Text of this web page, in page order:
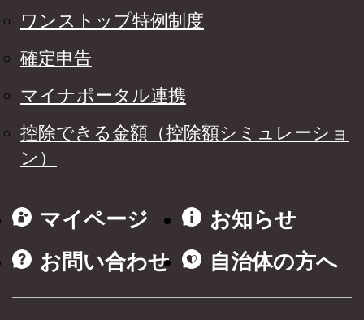
ワンストップ特例制度
確定申告
マイナポータル連携
控除できる金額（控除額シミュレーショ
ン）
マイページ
お知らせ
お問い合わせ
自治体の方へ